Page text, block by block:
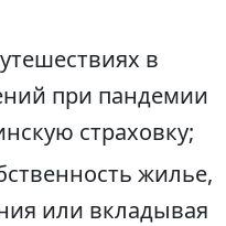
в
при пандемии
страховку;
жилье,
или вкладывая